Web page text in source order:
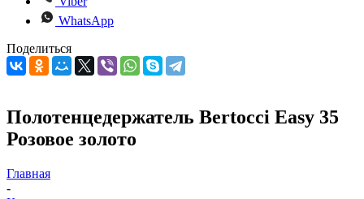
WhatsApp
Поделиться
Полотенцедержатель Bertocci Easy 35
Розовое золото
Главная
-